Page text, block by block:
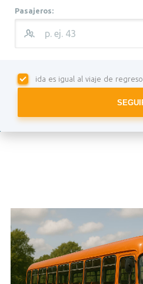
Pasajeros:
ida es igual al viaje de regreso.